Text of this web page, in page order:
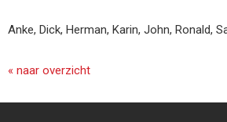
Anke, Dick, Herman, Karin, John, Ronald,
« naar overzicht